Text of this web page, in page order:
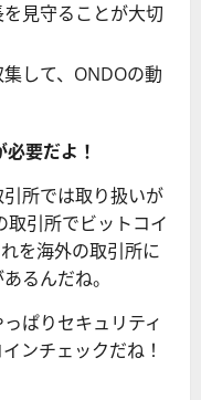
見守ることが大切
して、ONDOの動
要だよ！
所では取り扱いが
取引所でビットコイ
を海外の取引所に
るんだね。
ぱりセキュリティ
ンチェックだね！